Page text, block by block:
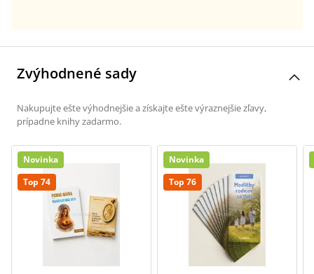
Zvýhodnené sady
Nakupujte ešte výhodnejšie a získajte ešte výraznejšie zľavy,
prípadne knihy zadarmo.
Novinka
Top 74
Novinka
Top 76